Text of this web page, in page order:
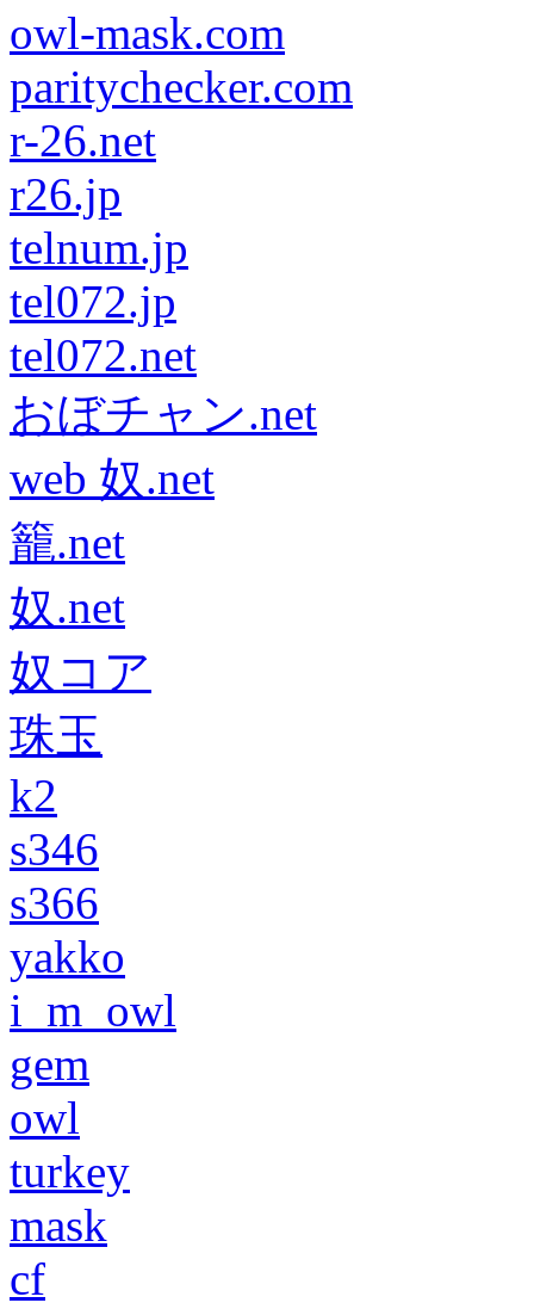
owl-mask.com
paritychecker.com
r-26.net
r26.jp
telnum.jp
tel072.jp
tel072.net
おぼチャン.net
web 奴.net
籠.net
奴.net
奴コア
珠玉
k2
s346
s366
yakko
i_m_owl
gem
owl
turkey
mask
cf